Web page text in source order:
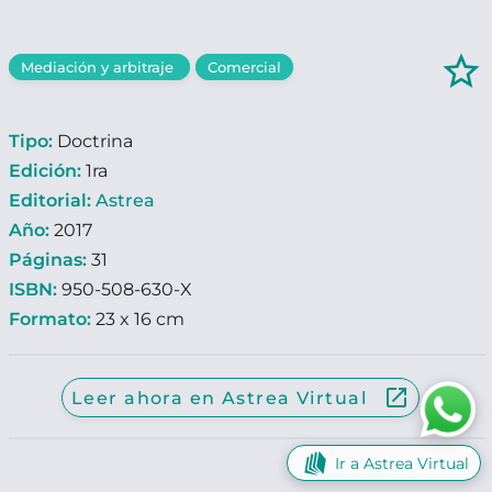
Mediación y arbitraje Comercial star_border
Tipo: Doctrina
Edición: 1ra
Editorial: Astrea
Año: 2017
Páginas: 31
ISBN: 950-508-630-X
Formato: 23 x 16 cm
Leer ahora en Astrea Virtual launch
Ir a Astrea Virtual